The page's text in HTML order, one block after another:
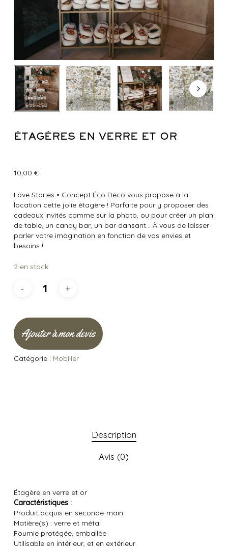
ÉTAGÈRES EN VERRE ET OR
10,00 €
Love Stories • Concept Éco Déco vous propose à la
location cette jolie étagère ! Parfaite pour y proposer des
cadeaux invités comme sur la photo, ou pour créer un plan
de table, un candy bar, un bar dansant… À vous de laisser
parler votre imagination en fonction de vos envies et
besoins !
2 en stock
Ajouter à mon devis
Catégorie : Mobilier
Description
Avis (0)
Étagère en verre et or
Caractéristiques :
Produit acquis en seconde-main
Matière(s) : verre et métal
Fournie protégée, emballée
Utilisable en intérieur, et en extérieur